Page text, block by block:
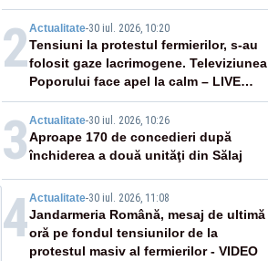
2Actualitate-30 iul. 2026, 10:20
Tensiuni la protestul fermierilor, s-au
folosit gaze lacrimogene. Televiziunea
Poporului face apel la calm – LIVE
TEXT
3 Actualitate-30 iul. 2026, 10:26
Aproape 170 de concedieri după
închiderea a două unităţi din Sălaj
4Actualitate-30 iul. 2026, 11:08
Jandarmeria Română, mesaj de ultimă
oră pe fondul tensiunilor de la
protestul masiv al fermierilor - VIDEO